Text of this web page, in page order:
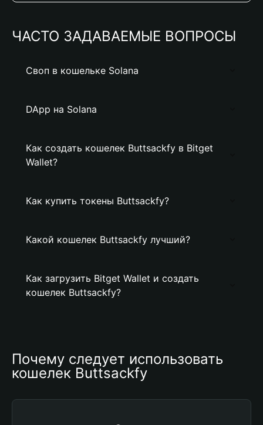
ЧАСТО ЗАДАВАЕМЫЕ ВОПРОСЫ
Своп в кошельке Solana
DApp на Solana
Как создать кошелек Buttsackfy в Bitget
Wallet?
Как купить токены Buttsackfy?
Какой кошелек Buttsackfy лучший?
Как загрузить Bitget Wallet и создать
кошелек Buttsackfy?
Почему следует использовать
кошелек Buttsackfy